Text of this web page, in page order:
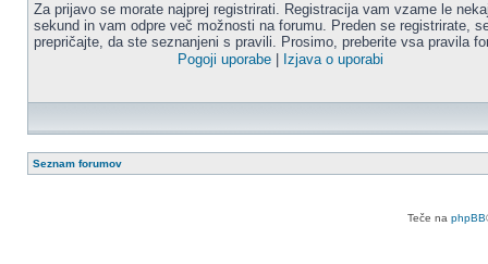
Za prijavo se morate najprej registrirati. Registracija vam vzame le
sekund in vam odpre več možnosti na forumu. Preden se registrirate,
prepričajte, da ste seznanjeni s pravili. Prosimo, preberite vsa pravila
Pogoji uporabe
Izjava o uporabi
Seznam forumov
Teče na phpBB